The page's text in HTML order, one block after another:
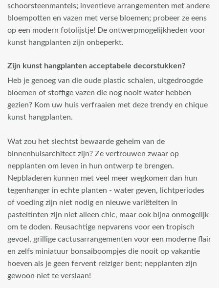
schoorsteenmantels; inventieve arrangementen met andere
bloempotten en vazen met verse bloemen; probeer ze eens
op een modern fotolijstje! De ontwerpmogelijkheden voor
kunst hangplanten zijn onbeperkt.
Zijn kunst hangplanten acceptabele decorstukken?
Heb je genoeg van die oude plastic schalen, uitgedroogde
bloemen of stoffige vazen die nog nooit water hebben
gezien? Kom uw huis verfraaien met deze trendy en chique
kunst hangplanten.
Wat zou het slechtst bewaarde geheim van de
binnenhuisarchitect zijn? Ze vertrouwen zwaar op
nepplanten om leven in hun ontwerp te brengen.
Nepbladeren kunnen met veel meer wegkomen dan hun
tegenhanger in echte planten - water geven, lichtperiodes
of voeding zijn niet nodig en nieuwe variëteiten in
pasteltinten zijn niet alleen chic, maar ook bijna onmogelijk
om te doden. Reusachtige nepvarens voor een tropisch
gevoel, grillige cactusarrangementen voor een moderne flair
en zelfs miniatuur bonsaiboompjes die nooit op vakantie
hoeven als je geen fervent reiziger bent; nepplanten zijn
gewoon niet te verslaan!